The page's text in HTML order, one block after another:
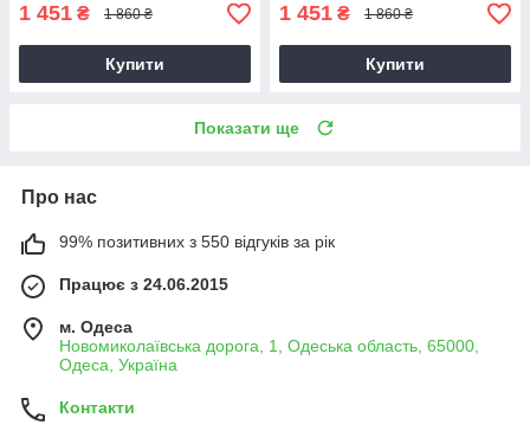
1 451 ₴ 1 860 ₴
Купити
1 451 ₴ 1 860 ₴
Купити
Показати ще
Про нас
99% позитивних з 550 відгуків за рік
Працює з 24.06.2015
м. Одеса
Новомиколаївська дорога, 1, Одеська область, 65000,
Одеса, Україна
Контакти